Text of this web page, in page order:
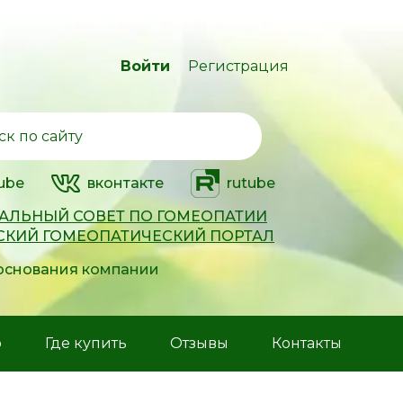
Войти Регистрация
вконтакте
rutube
СОВЕТ ПО ГОМЕОПАТИИ
ГОМЕОПАТИЧЕСКИЙ ПОРТАЛ
компании
Где купить Отзывы Контакты